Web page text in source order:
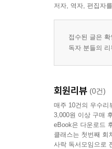
108 [만화] 우당
116 Fam Together
저자, 역자, 편집자
접수된 글은
독자 분들의
회원리뷰 (0건)
매주 10건의 우수리
3,000원 이상 구매
eBook은 다운로드
클래스는 첫번째 회
사락 독서모임으로